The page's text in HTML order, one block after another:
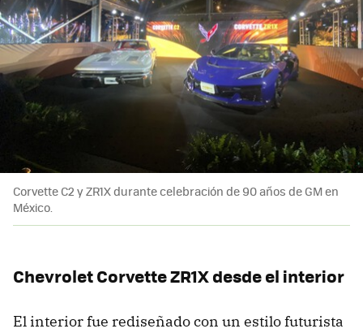
Corvette C2 y ZR1X durante celebración de 90 años de GM en
México.
Chevrolet Corvette ZR1X desde el interior
El interior fue rediseñado con un estilo futurista